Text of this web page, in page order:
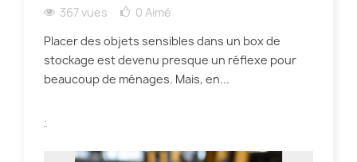
367 vues 0 Aimé
Placer des objets sensibles dans un box de
stockage est devenu presque un réflexe pour
beaucoup de ménages. Mais, en...
.